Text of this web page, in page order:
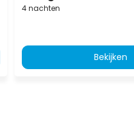
4 nachten
Bekijken